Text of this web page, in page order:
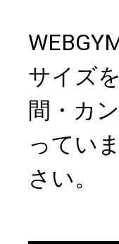
サイズ
間・カ
ってい
さい。